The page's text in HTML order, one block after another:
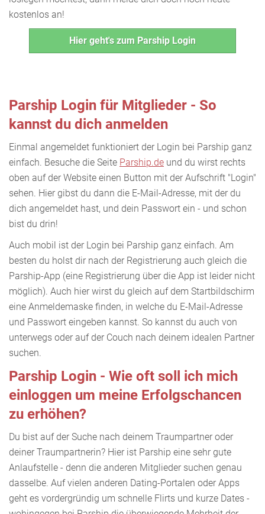
kostenlos an!
Hier geht's zum Parship Login
Parship Login für Mitglieder - So
kannst du dich anmelden
Einmal angemeldet funktioniert der Login bei Parship ganz
einfach. Besuche die Seite Parship.de und du wirst rechts
oben auf der Website einen Button mit der Aufschrift "Login"
sehen. Hier gibst du dann die E-Mail-Adresse, mit der du
dich angemeldet hast, und dein Passwort ein - und schon
bist du drin!
Auch mobil ist der Login bei Parship ganz einfach. Am
besten du holst dir nach der Registrierung auch gleich die
Parship-App (eine Registrierung über die App ist leider nicht
möglich). Auch hier wirst du gleich auf dem Startbildschirm
eine Anmeldemaske finden, in welche du E-Mail-Adresse
und Passwort eingeben kannst. So kannst du auch von
unterwegs oder auf der Couch nach deinem idealen Partner
suchen.
Parship Login - Wie oft soll ich mich
einloggen um meine Erfolgschancen
zu erhöhen?
Du bist auf der Suche nach deinem Traumpartner oder
deiner Traumpartnerin? Hier ist Parship eine sehr gute
Anlaufstelle - denn die anderen Mitglieder suchen genau
dasselbe. Auf vielen anderen Dating-Portalen oder Apps
geht es vordergründig um schnelle Flirts und kurze Dates -